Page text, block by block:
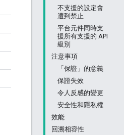
不支援的設定會
遭到禁止
平台元件同時支
援所有支援的 API
級別
注意事項
「保證」的意義
保證失效
令人反感的變更
安全性和隱私權
效能
回溯相容性